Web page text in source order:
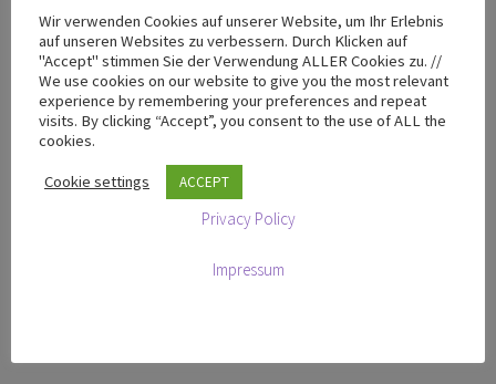
Einzelnes Ergebnis wird angezeigt
TRIPENDULUM® Sortiment
TRIPENDULUM® Shop
T-50 Mini
Wir verwenden Cookies auf unserer Website, um Ihr Erlebnis
auf unseren Websites zu verbessern. Durch Klicken auf
"Accept" stimmen Sie der Verwendung ALLER Cookies zu. //
We use cookies on our website to give you the most relevant
experience by remembering your preferences and repeat
visits. By clicking “Accept”, you consent to the use of ALL the
cookies.
Cookie settings ACCEPT
Privacy Policy
Impressum